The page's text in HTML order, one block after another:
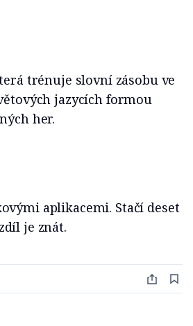
trénuje slovní zásobu ve
jazycích formou
her.
aplikacemi. Stačí deset
je znát.